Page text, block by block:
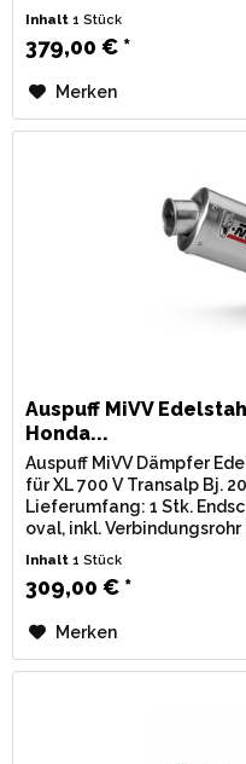
Inhalt1 Stück
379,00 € *
Merken
Auspuff MiVV
Honda...
Auspuff MiVV Dämpfer
für XL 700 V Transalp Bj.
Lieferumfang: 1 Stk.
oval, inkl.
Inhalt1 Stück
309,00 € *
Merken